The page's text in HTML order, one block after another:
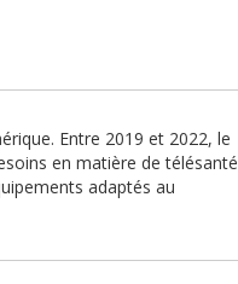
Entre 2019 et 2022, le
en matière de télésanté
adaptés au